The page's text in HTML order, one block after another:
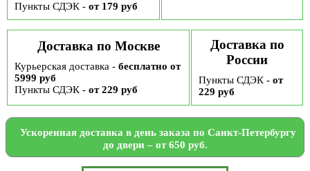
Пункты СДЭК - от 179 руб
Доставка по Москве
Курьерская доставка - бесплатно от
5999 руб
Пункты СДЭК - от 229 руб
Доставка по
России
Пункты СДЭК - от
229 руб
Ускоренная доставка в день заказа по Санкт-Петербургу
до двери – от 650 руб.